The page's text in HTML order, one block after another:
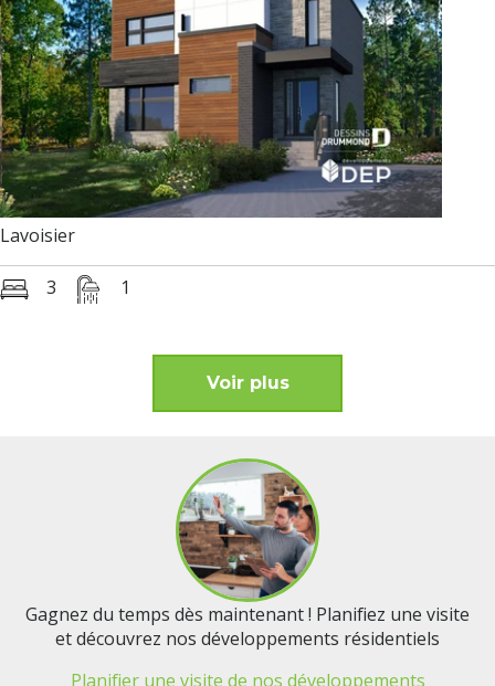
Lavoisier
3 1
Voir plus
Gagnez du temps dès maintenant ! Planifiez une visite
et découvrez nos développements résidentiels
Planifier une visite de nos développements